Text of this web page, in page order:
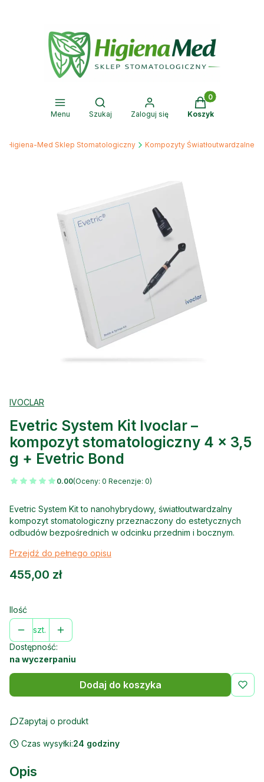
Menu
Otwórz wyszukiwarkę
Szukaj Zaloguj się
Produkty w
Koszyk
Higiena-Med Sklep Stomatologiczny Kompozyty Światłoutwardzalne
IVOCLAR
Evetric System Kit Ivoclar –
kompozyt stomatologiczny 4 × 3,5
g + Evetric Bond
0.00(Oceny: 0 Recenzje: 0)
Evetric System Kit to nanohybrydowy, światłoutwardzalny
kompozyt stomatologiczny przeznaczony do estetycznych
odbudów bezpośrednich w odcinku przednim i bocznym.
Przejdź do pełnego opisu
Cena
455,00 zł
Ilość
szt.
Dostępność:
na wyczerpaniu
Dodaj do koszyka
Zapytaj o produkt
Czas wysyłki:24 godziny
Opis